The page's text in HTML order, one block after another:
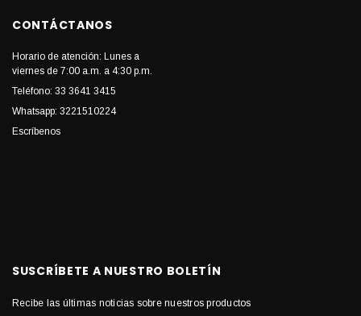
CONTÁCTANOS
Horario de atención: Lunes a
viernes de 7:00 a.m. a 4:30 p.m.
Teléfono: 33 3641 3415
Whatsapp: 3221510224
Escríbenos
SUSCRÍBETE A NUESTRO BOLETÍN
Recibe las últimas noticias sobre nuestros productos